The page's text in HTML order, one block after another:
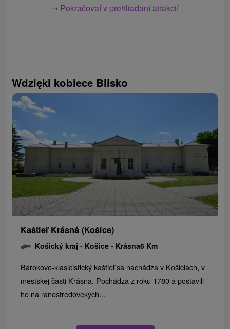
➝ Pokračovať v prehliadaní atrakcií
Wdzięki kobiece Blisko
Kaštieľ Krásná (Košice)
Košický kraj - Košice - Krásna6 Km
Barokovo-klasicistický kaštieľ sa nachádza v Košiciach, v
mestskej časti Krásna. Pochádza z roku 1780 a postavili
ho na ranostredovekých...